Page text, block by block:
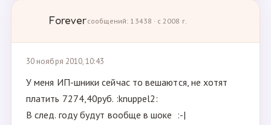
Foreverсообщений: 13438 · с 2008 г.
30 ноября 2010, 10:43
У меня ИП-шники сейчас то вешаются, не хотят
платить 7274,40руб. :knuppel2:
В след. году будут вообще в шоке :-|